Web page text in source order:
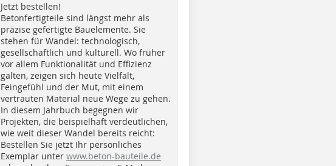
Jetzt bestellen!
Betonfertigteile sind längst mehr als
präzise gefertigte Bauelemente. Sie
stehen für Wandel: technologisch,
gesellschaftlich und kulturell. Wo früher
vor allem Funktionalität und Effizienz
galten, zeigen sich heute Vielfalt,
Feingefühl und der Mut, mit einem
vertrauten Material neue Wege zu gehen.
In diesem Jahrbuch begegnen wir
Projekten, die beispielhaft verdeutlichen,
wie weit dieser Wandel bereits reicht:
Bestellen Sie jetzt Ihr persönliches
Exemplar unter www.beton-bauteile.de